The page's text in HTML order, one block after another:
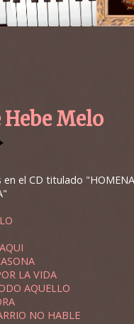
Melo
el CD titulado
LA VIDA
AQUELLO
NO HABLE